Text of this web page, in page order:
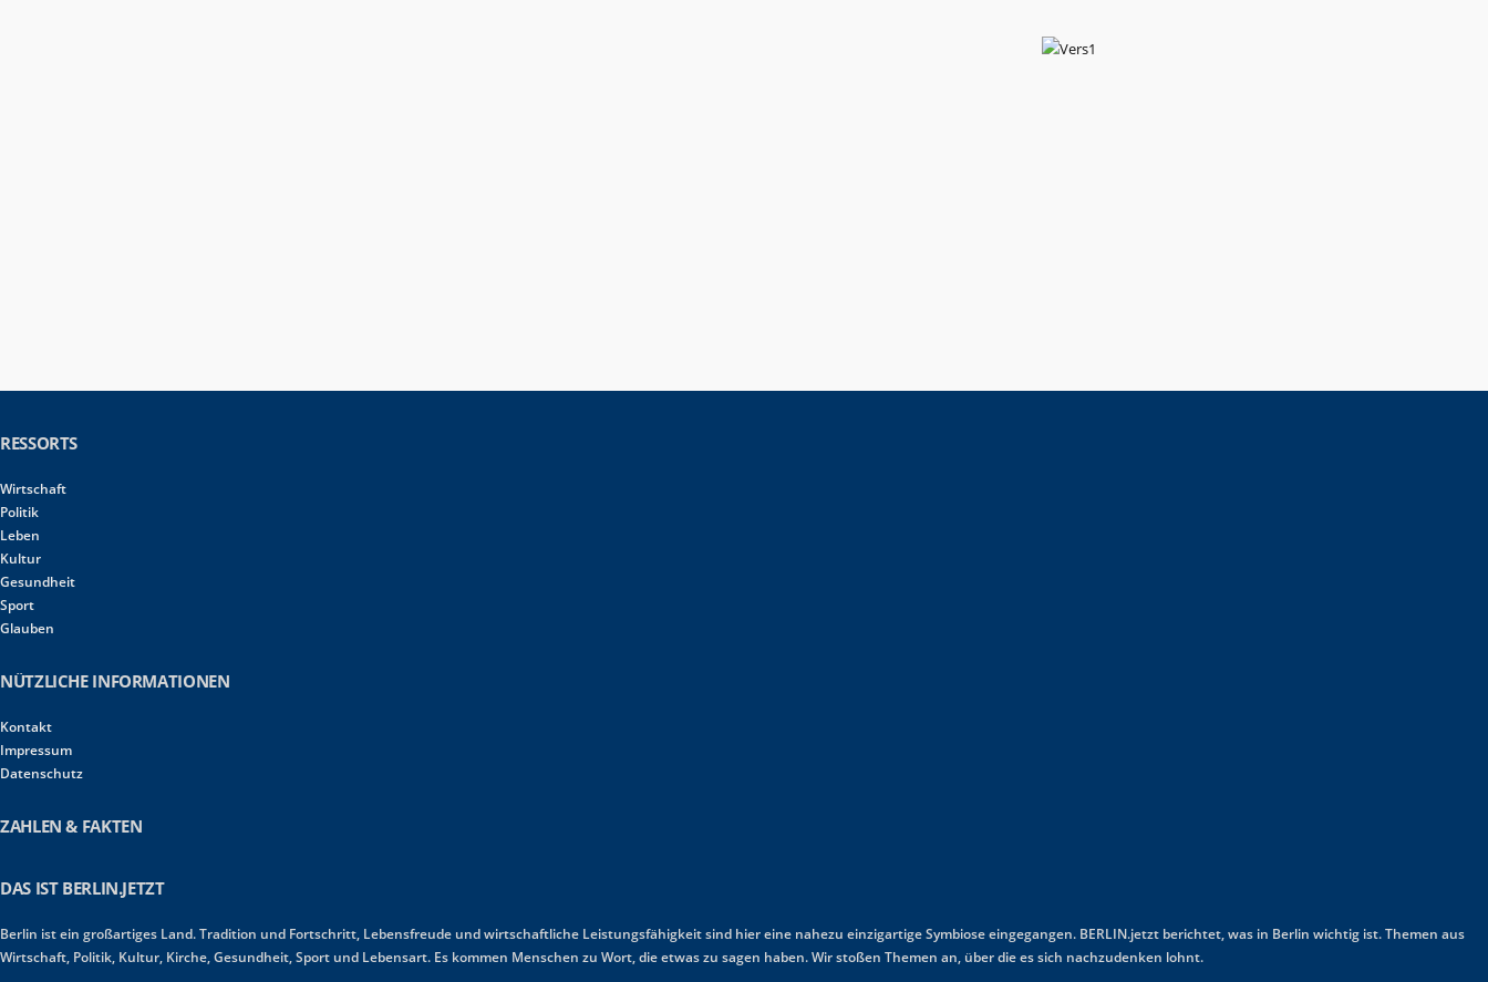
RESSORTS
Wirtschaft
Politik
Leben
Kultur
Gesundheit
Sport
Glauben
NÜTZLICHE INFORMATIONEN
Kontakt
Impressum
Datenschutz
ZAHLEN & FAKTEN
DAS IST BERLIN.JETZT
Berlin ist ein großartiges Land. Tradition und Fortschritt, Lebensfreude und wirtschaftliche Leistungsfähigkeit sind hier eine nahezu einzigartige Symbiose eingegangen. BERLIN.jetzt berichtet, was in Berlin wichtig ist. Themen aus
Wirtschaft, Politik, Kultur, Kirche, Gesundheit, Sport und Lebensart. Es kommen Menschen zu Wort, die etwas zu sagen haben. Wir stoßen Themen an, über die es sich nachzudenken lohnt.